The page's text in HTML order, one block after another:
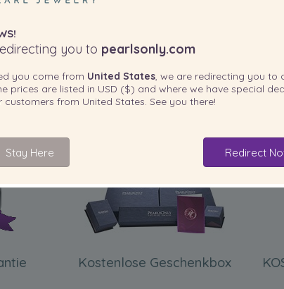
IN IHREM PRODUKT ENTHALTEN
Kostenlose Geschenkbox
you to pearlsonly.com
you come from United States, we are redirecting you to
prices are listed in USD ($) and where we have special
customers from United States. See you there!
Stay Here Redirect